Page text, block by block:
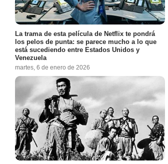
La trama de esta película de Netflix te pondrá
los pelos de punta: se parece mucho a lo que
está sucediendo entre Estados Unidos y
Venezuela
martes, 6 de enero de 2026